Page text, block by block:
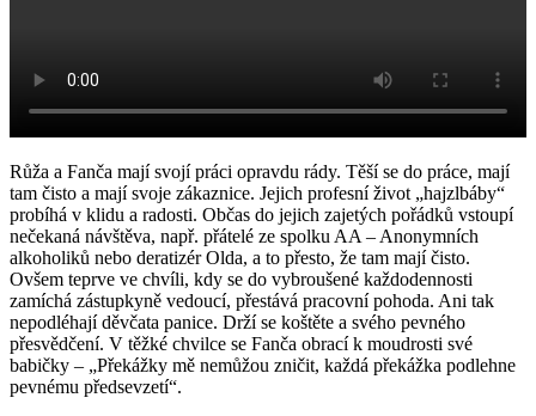
Růža a Fanča mají svojí práci opravdu rády. Těší se do práce, mají
tam čisto a mají svoje zákaznice. Jejich profesní život „hajzlbáby“
probíhá v klidu a radosti. Občas do jejich zajetých pořádků vstoupí
nečekaná návštěva, např. přátelé ze spolku AA – Anonymních
alkoholiků nebo deratizér Olda, a to přesto, že tam mají čisto.
Ovšem teprve ve chvíli, kdy se do vybroušené každodennosti
zamíchá zástupkyně vedoucí, přestává pracovní pohoda. Ani tak
nepodléhají děvčata panice. Drží se koštěte a svého pevného
přesvědčení. V těžké chvilce se Fanča obrací k moudrosti své
babičky – „Překážky mě nemůžou zničit, každá překážka podlehne
pevnému předsevzetí“.